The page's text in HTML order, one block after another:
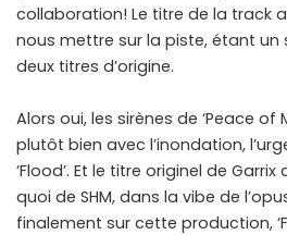
collaboration! Le titre de la track
nous mettre sur la piste, étant
deux titres d’origine.
Alors oui, les sirènes de ‘Peace of
plutôt bien avec l’inondation,
‘Flood’. Et le titre originel de
quoi de SHM, dans la vibe de
finalement sur cette production,